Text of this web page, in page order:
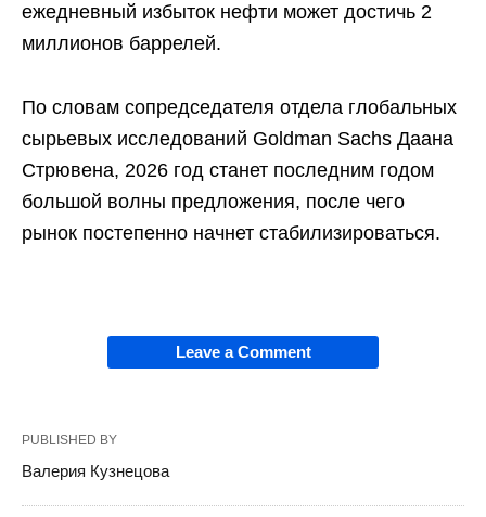
ежедневный избыток нефти может достичь 2
миллионов баррелей.
По словам сопредседателя отдела глобальных
сырьевых исследований Goldman Sachs Даана
Стрювена, 2026 год станет последним годом
большой волны предложения, после чего
рынок постепенно начнет стабилизироваться.
Leave a Comment
PUBLISHED BY
Валерия Кузнецова